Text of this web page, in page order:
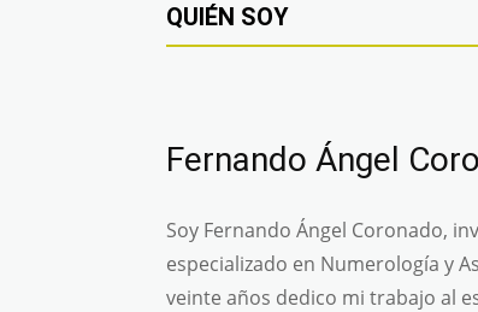
QUIÉN SOY
Fernando Ángel
Soy Fernando Ángel Coronado,
especializado en Numerología y
veinte años dedico mi trabajo al